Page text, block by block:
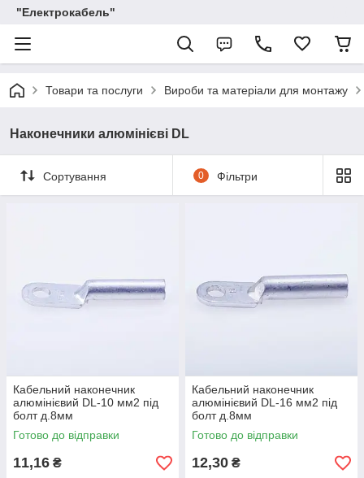
"Електрокабель"
Товари та послуги Вироби та матеріали для монтажу
Наконечники алюмінієві DL
Сортування 0 Фільтри
Кабельний наконечник
алюмінієвий DL-10 мм2 під
болт д.8мм
Готово до відправки
11,16 ₴
Кабельний наконечник
алюмінієвий DL-16 мм2 під
болт д.8мм
Готово до відправки
12,30 ₴